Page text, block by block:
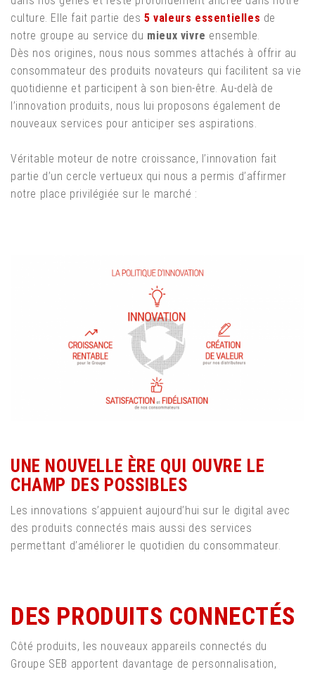
culture. Elle fait partie des 5 valeurs essentielles de
notre groupe au service du mieux vivre ensemble.
Dès nos origines, nous nous sommes attachés à offrir au
consommateur des produits novateurs qui facilitent sa vie
quotidienne et participent à son bien-être. Au-delà de
l’innovation produits, nous lui proposons également de
nouveaux services pour anticiper ses aspirations.
Véritable moteur de notre croissance, l’innovation fait
partie d’un cercle vertueux qui nous a permis d’affirmer
notre place privilégiée sur le marché :
UNE NOUVELLE ÈRE QUI OUVRE LE
CHAMP DES POSSIBLES
Les innovations s’appuient aujourd’hui sur le digital avec
des produits connectés mais aussi des services
permettant d’améliorer le quotidien du consommateur.
DES PRODUITS CONNECTÉS
Côté produits, les nouveaux appareils connectés du
Groupe SEB apportent davantage de personnalisation,